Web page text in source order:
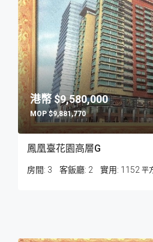
$9,580,000
$9,881,770
鳳凰臺花園高層G
房間: 3 客飯廳: 2 1152 平